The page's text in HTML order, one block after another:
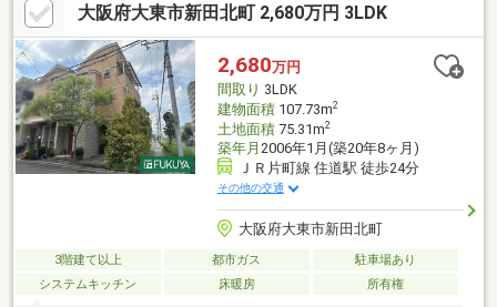
大阪府大東市新田北町 2,680万円 3LDK
2,680万円
間取り 3LDK
建物面積107.73m2
土地面積75.31m2
築年月 2006年1月(築20年8ヶ月)
ＪＲ片町線 住道駅 徒歩24分
その他の交通
大阪府大東市新田北町
3階建て以上 都市ガス
駐車場あり
システムキッチン
床暖房 所有権